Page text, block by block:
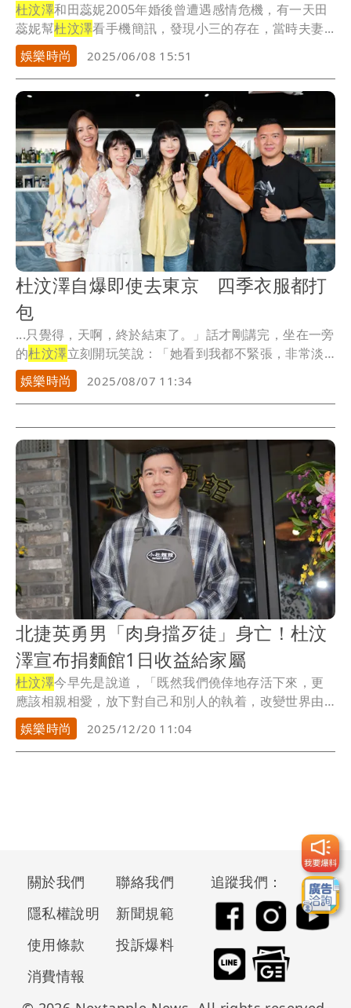
杜汶澤和田蕊妮2005年婚後曾遭遇感情危機，有一天田
蕊妮幫杜汶澤看手機簡訊，發現小三的存在，當時夫妻...
娛樂時尚
2025/06/08 15:51
杜汶澤自爆即使去東京 四季衣服都打
包
...只覺得，天啊，終於結束了。」話才剛講完，坐在一旁
的杜汶澤立刻開玩笑說：「她看到我都不緊張，非常淡
定，...
娛樂時尚 2025/08/07 11:34
北捷英勇男「肉身擋歹徒」身亡！杜汶
澤宣布捐麵館1日收益給家屬
杜汶澤今早先是說道，「既然我們僥倖地存活下來，更
應該相親相愛，放下對自己和別人的執着，改變世界由
改變...
娛樂時尚 2025/12/20 11:04
關於我們
聯絡我們
隱私權說明
新聞規範
使用條款
投訴爆料
消費情報
追蹤我們：